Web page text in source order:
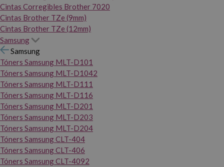
Cintas Corregibles Brother 7020
Cintas Brother TZe (9mm)
Cintas Brother TZe (12mm)
Samsung
Samsung
Tóners Samsung MLT-D101
Tóners Samsung MLT-D1042
Tóners Samsung MLT-D111
Tóners Samsung MLT-D116
Tóners Samsung MLT-D201
Tóners Samsung MLT-D203
Tóners Samsung MLT-D204
Tóners Samsung CLT-404
Tóners Samsung CLT-406
Tóners Samsung CLT-4092